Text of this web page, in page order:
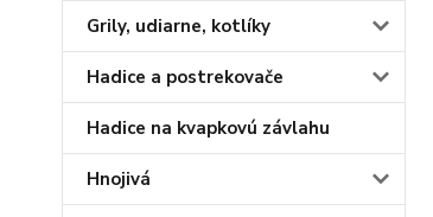
Grily, udiarne, kotlíky
Hadice a postrekovače
Hadice na kvapkovú závlahu
Hnojivá